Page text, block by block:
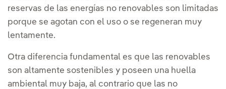
reservas de las energías no renovables son limitadas
porque se agotan con el uso o se regeneran muy
lentamente.
Otra diferencia fundamental es que las renovables
son altamente sostenibles y poseen una huella
ambiental muy baja, al contrario que las no